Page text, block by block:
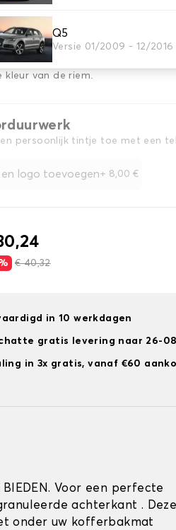
Q5
Versie 01/2009 - 12/2016
koord
kleur van de riem.
persoonlijk tintje toe met een
en logo toevoegen+ 8,00 €
€ 40,32
in 10 werkdagen
gratis levering naar 26-
in 3x gratis, vanaf €60
BIEDEN. Voor een perfecte
achterkant . Deze
onder uw kofferbakmat